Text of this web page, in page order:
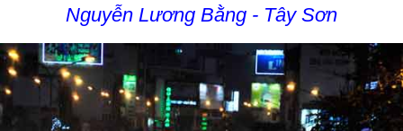
Nguyễn Lương Bằng - Tây Sơn